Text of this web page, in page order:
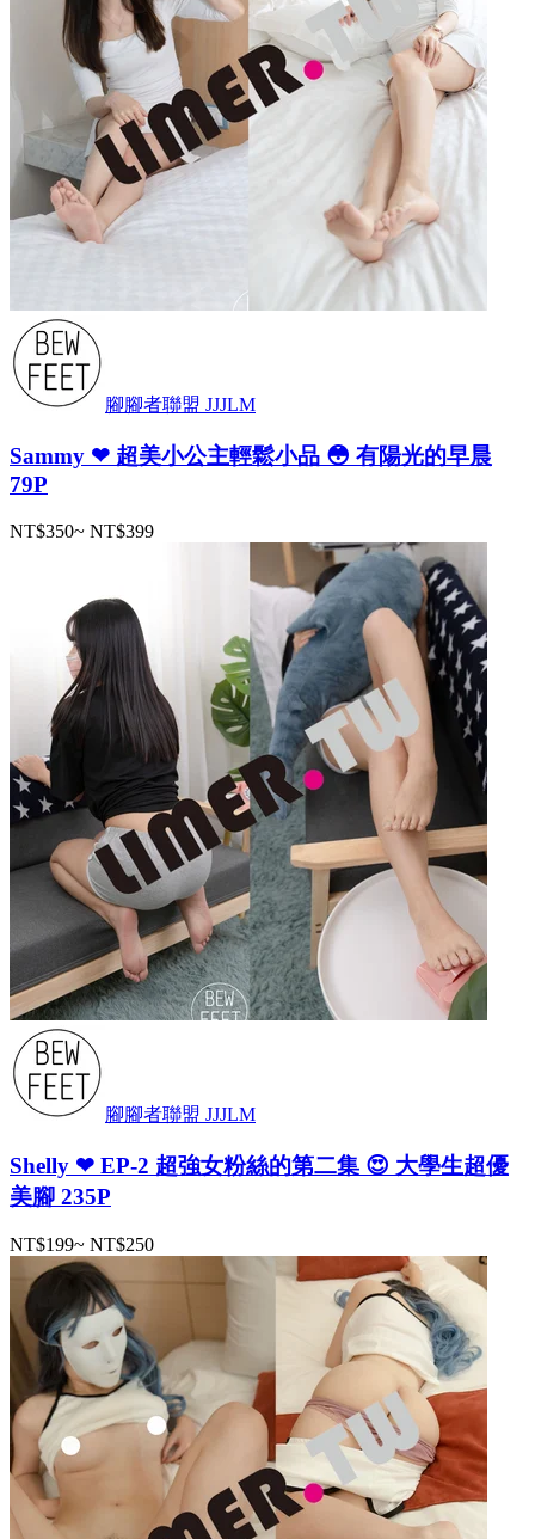
腳腳者聯盟 JJJLM
Sammy ❤ 超美小公主輕鬆小品 😳 有陽光的早晨
79P
NT$350~ NT$399
腳腳者聯盟 JJJLM
Shelly ❤ EP-2 超強女粉絲的第二集 😍 大學生超優
美腳 235P
NT$199~ NT$250